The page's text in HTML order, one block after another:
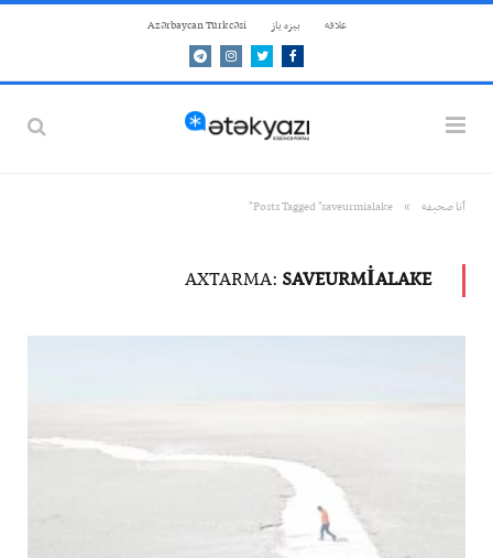
علاقه بيزه ياز Azərbaycan Türkcəsi
Facebook
Twitter
Instagram
Telegram
آنا صحيفه »
Posts Tagged "saveurmialake"
AXTARMA: SAVEURMIALAKE